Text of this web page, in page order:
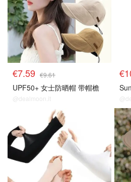
€7.59 €9.61
UPF50+ 女士防晒帽 带帽檐
@dealmoon.it